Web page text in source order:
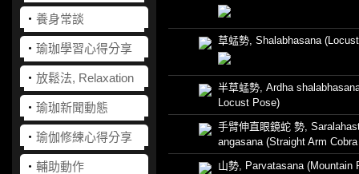
‧ 養身常談
‧ 瑜珈學習心得分享
‧ 放鬆法, Relaxation
‧ 瑜珈新聞動態
‧ 瑜伽修練心得分享
‧ 輔助動作
草蜢勢, Shalabhasana
半草蜢勢, Ardha
Locust Pose)
手臂伸直眼鏡蛇 勢,
angasana (Straight Arm
山勢, Parvatasana (Mountain